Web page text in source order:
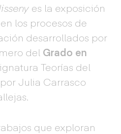
es la exposición
los procesos de
desarrollados por
del Grado en
Teorías del
Julia Carrasco
que exploran